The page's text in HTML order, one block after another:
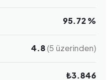
95.72 %
4.8(5 üzerinden)
₺3.846